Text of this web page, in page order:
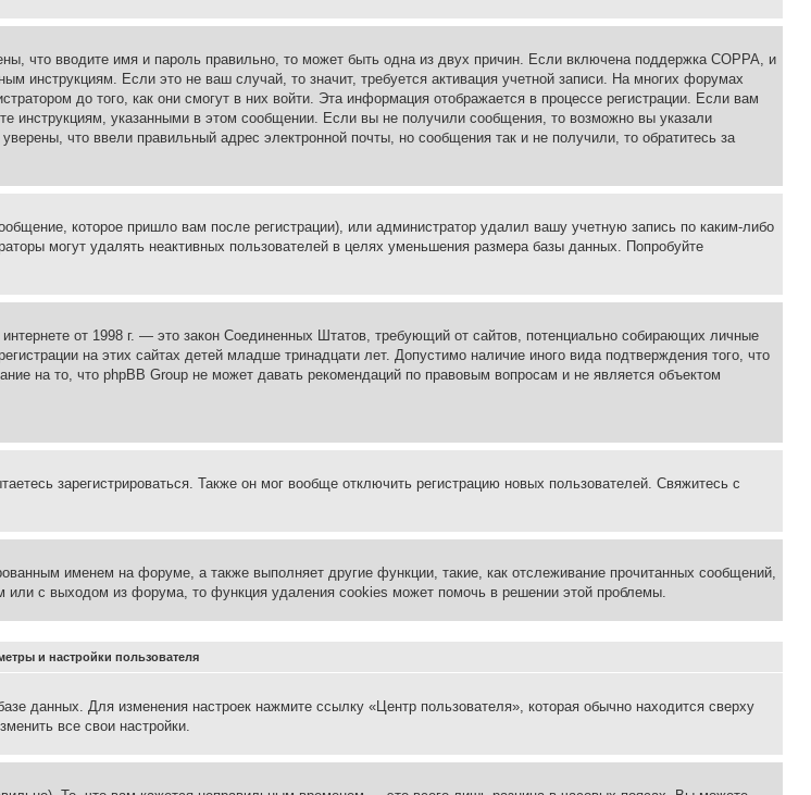
что вводите имя и пароль правильно, то может быть одна из двух причин. Если включена поддержка COPPA, и
инструкциям. Если это не ваш случай, то значит, требуется активация учетной записи. На многих форумах
до того, как они смогут в них войти. Эта информация отображается в процессе регистрации. Если вам
инструкциям, указанными в этом сообщении. Если вы не получили сообщения, то возможно вы указали
что ввели правильный адрес электронной почты, но сообщения так и не получили, то обратитесь за
которое пришло вам после регистрации), или администратор удалил вашу учетную запись по каким-либо
могут удалять неактивных пользователей в целях уменьшения размера базы данных. Попробуйте
от 1998 г. — это закон Соединенных Штатов, требующий от сайтов, потенциально собирающих личные
на этих сайтах детей младше тринадцати лет. Допустимо наличие иного вида подтверждения того, что
на то, что phpBB Group не может давать рекомендаций по правовым вопросам и не является объектом
зарегистрироваться. Также он мог вообще отключить регистрацию новых пользователей. Свяжитесь с
именем на форуме, а также выполняет другие функции, такие, как отслеживание прочитанных сообщений,
с выходом из форума, то функция удаления cookies может помочь в решении этой проблемы.
и настройки пользователя
данных. Для изменения настроек нажмите ссылку «Центр пользователя», которая обычно находится сверху
все свои настройки.